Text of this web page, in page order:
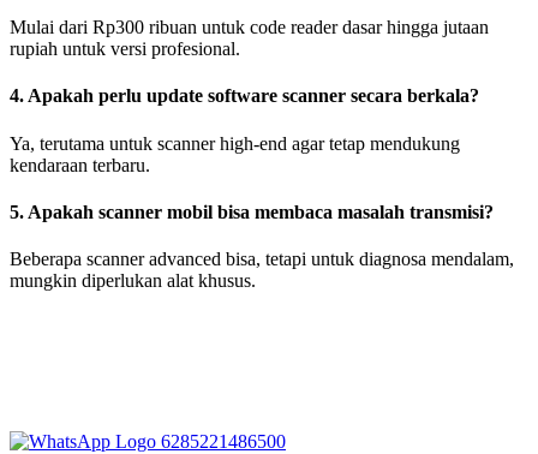
Mulai dari Rp300 ribuan untuk code reader dasar hingga jutaan
rupiah untuk versi profesional.
4. Apakah perlu update software scanner secara berkala?
Ya, terutama untuk scanner high-end agar tetap mendukung
kendaraan terbaru.
5. Apakah scanner mobil bisa membaca masalah transmisi?
Beberapa scanner advanced bisa, tetapi untuk diagnosa mendalam,
mungkin diperlukan alat khusus.
6285221486500